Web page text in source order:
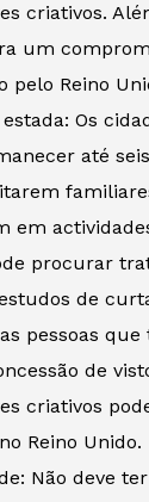
criativos.
um
pelo Reino
Os
até
em
procurar
de
pessoas
de
criativos
Reino Unido.
Não deve